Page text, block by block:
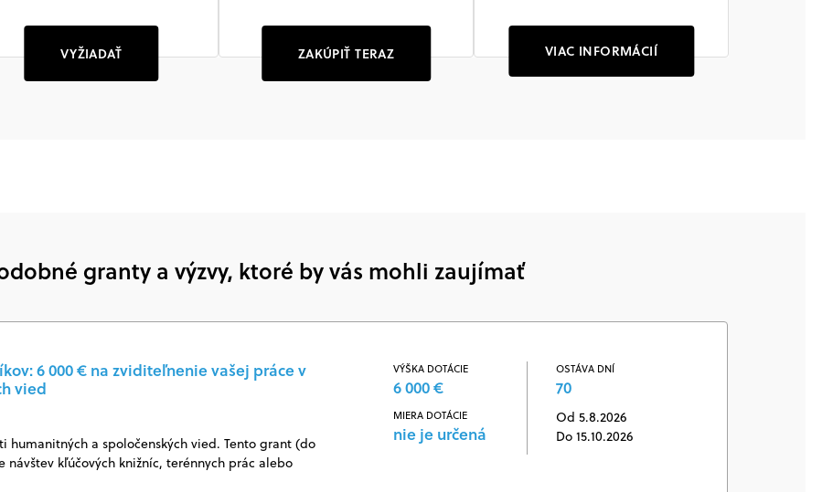
VYŽIADAŤ ZAKÚPIŤ TERAZ VIAC INFORMÁCIÍ
granty a výzvy, ktoré by vás mohli zaujímať
6 000 € na zviditeľnenie vašej práce v
vied
humanitných a spoločenských vied. Tento grant (do
návštev kľúčových knižníc, terénnych prác alebo
VÝŠKA DOTÁCIE
6 000 €
MIERA DOTÁCIE
nie je určená
OSTÁVA DNÍ
70
Od 5.8.2026
Do 15.10.2026